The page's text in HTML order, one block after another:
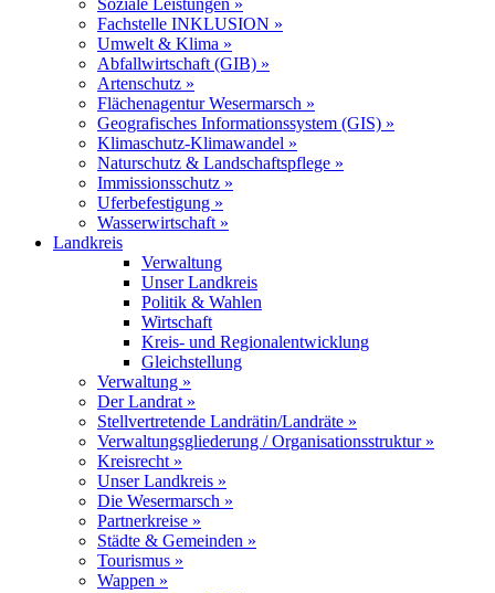
Soziale Leistungen »
Fachstelle INKLUSION »
Umwelt & Klima »
Abfallwirtschaft (GIB) »
Artenschutz »
Flächenagentur Wesermarsch »
Geografisches Informationssystem (GIS) »
Klimaschutz-Klimawandel »
Naturschutz & Landschaftspflege »
Immissionsschutz »
Uferbefestigung »
Wasserwirtschaft »
Landkreis
Verwaltung
Unser Landkreis
Politik & Wahlen
Wirtschaft
Kreis- und Regionalentwicklung
Gleichstellung
Verwaltung »
Der Landrat »
Stellvertretende Landrätin/Landräte »
Verwaltungsgliederung / Organisationsstruktur »
Kreisrecht »
Unser Landkreis »
Die Wesermarsch »
Partnerkreise »
Städte & Gemeinden »
Tourismus »
Wappen »